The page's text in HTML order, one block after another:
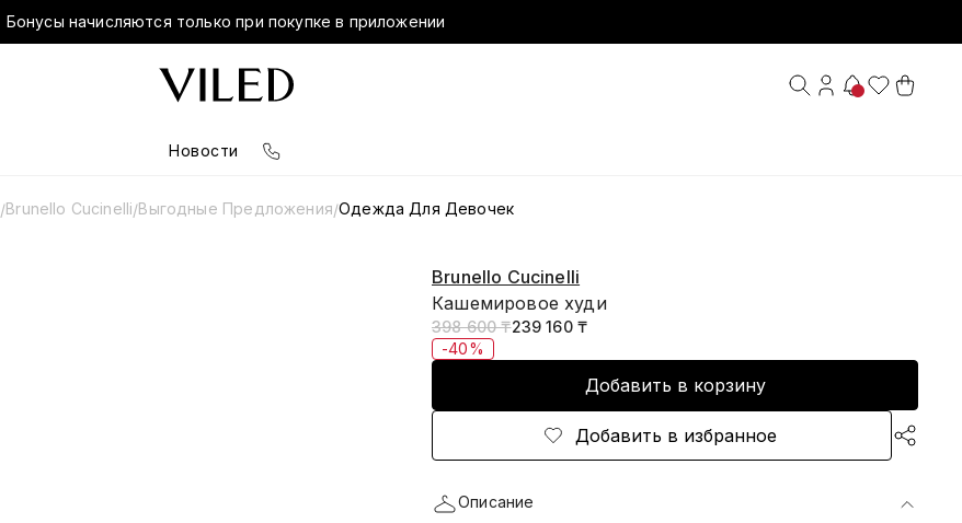
Бонусы начисляются только при покупке в приложении
Новости
/Brunello Cucinelli/Выгодные Предложения/Одежда Для Девочек
Brunello Cucinelli
Кашемировое худи
398 600 ₸239 160 ₸
-40%
Добавить в корзину
Добавить в избранное
Описание